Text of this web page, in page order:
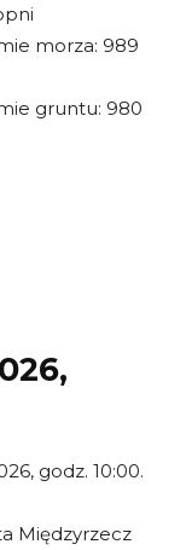
morza: 989
gruntu: 980
godz. 10:00.
Międzyrzecz